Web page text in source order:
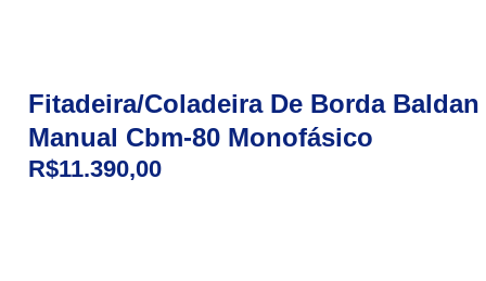
Fitadeira/Coladeira De Borda Baldan
Manual Cbm-80 Monofásico
R$11.390,00